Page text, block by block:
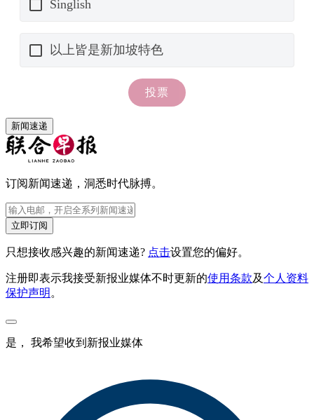
新闻速递
订阅新闻速递，洞悉时代脉搏。
立即订阅
只想接收感兴趣的新闻速递? 点击设置您的偏好。
注册即表示我接受新报业媒体不时更新的使用条款及个人资料
保护声明 。
是， 我希望收到新报业媒体